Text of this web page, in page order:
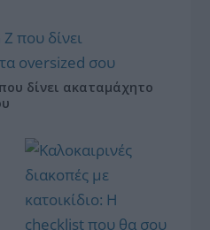
δίνει ακαταμάχητο